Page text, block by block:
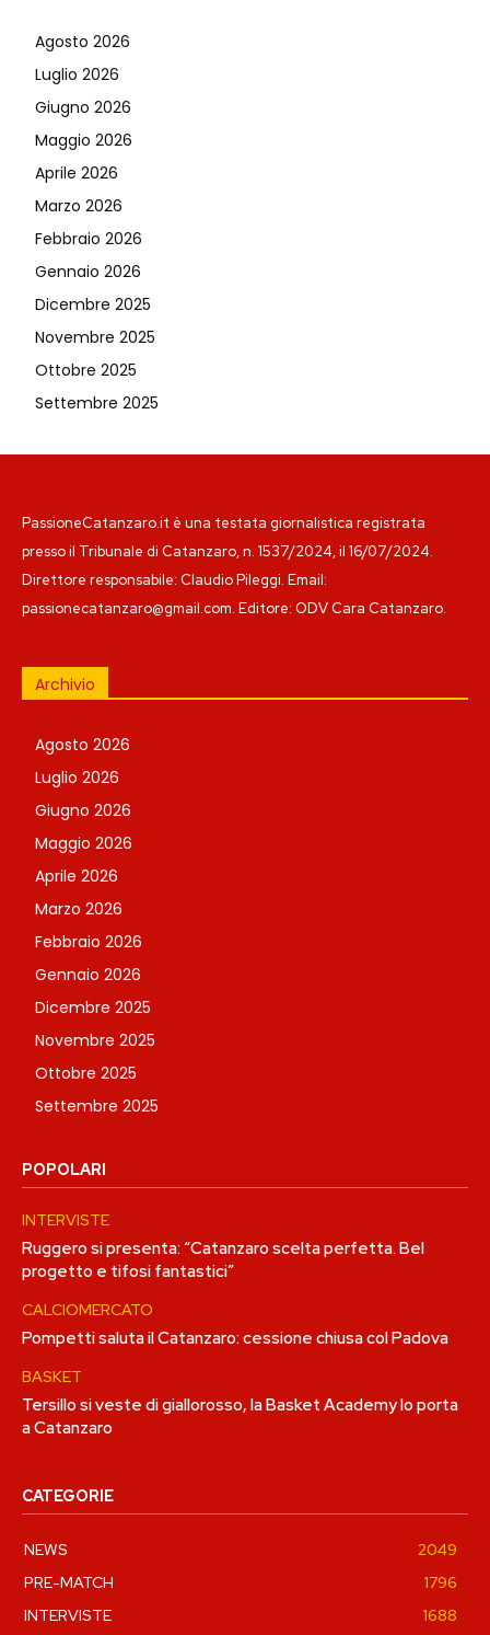
Agosto 2026
Luglio 2026
Giugno 2026
Maggio 2026
Aprile 2026
Marzo 2026
Febbraio 2026
Gennaio 2026
Dicembre 2025
Novembre 2025
Ottobre 2025
Settembre 2025
PassioneCatanzaro.it è una testata giornalistica registrata
presso il Tribunale di Catanzaro, n. 1537/2024, il 16/07/2024.
Direttore responsabile: Claudio Pileggi. Email:
passionecatanzaro@gmail.com. Editore: ODV Cara Catanzaro.
Archivio
Agosto 2026
Luglio 2026
Giugno 2026
Maggio 2026
Aprile 2026
Marzo 2026
Febbraio 2026
Gennaio 2026
Dicembre 2025
Novembre 2025
Ottobre 2025
Settembre 2025
POPOLARI
INTERVISTE
Ruggero si presenta: “Catanzaro scelta perfetta. Bel
progetto e tifosi fantastici”
CALCIOMERCATO
Pompetti saluta il Catanzaro: cessione chiusa col Padova
BASKET
Tersillo si veste di giallorosso, la Basket Academy lo porta
a Catanzaro
CATEGORIE
NEWS
2049
PRE-MATCH
1796
INTERVISTE
1688